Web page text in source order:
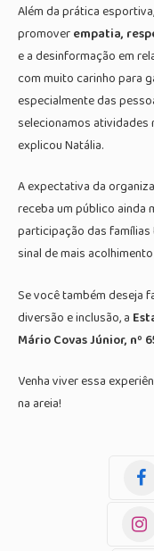
Além da prática
promoverempatia,
e a desinformação em
com muito carinho para
especialmente das
selecionamos atividades
explicou Natália.
A expectativa da
receba um público ainda
participação das
sinal de mais
Se você também deseja
diversão e inclusão, a
Mário Covas Júnior, nº
Venha viver essa
na areia!